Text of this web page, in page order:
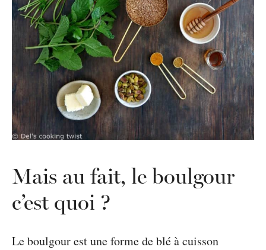
Mais au fait, le boulgour
c’est quoi ?
Le boulgour est une forme de blé à cuisson